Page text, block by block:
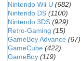
Nintendo Wii U (682)
Nintendo DS (1100)
Nintendo 3DS (929)
Retro-Gaming (15)
GameBoy Advance (67)
GameCube (422)
GameBoy (119)